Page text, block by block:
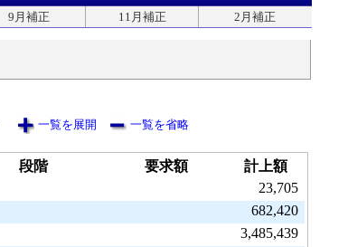
9月補正 11月補正 2月補正
一覧を展開 一覧を省略
段階 要求額
計上額
23,705
682,420
3,485,439